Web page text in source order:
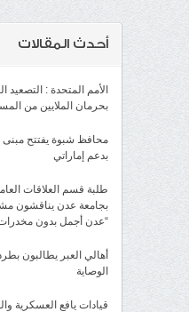
أحدث المقالات
الأمم المتحدة :
بحرمان الملايين من
محافظ شبوة يفتتح
بدعم إماراتي
طلبة قسم العلاقات
بجامعة عدن يناقشون
“عدن أجمل بدون
أهالي العبر يطالبون
الوصاية
قيادات يافع العسكرية